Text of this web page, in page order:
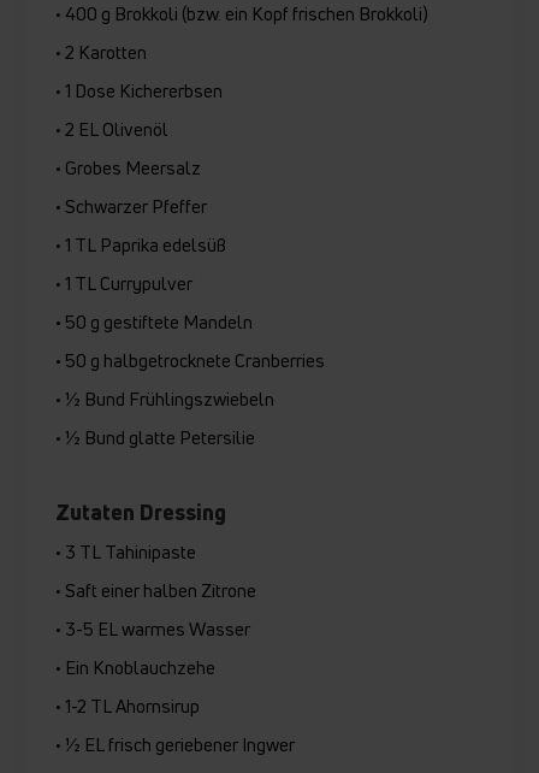
• 400 g Brokkoli (bzw. ein Kopf frischen Brokkoli)
• 2 Karotten
• 1 Dose Kichererbsen
• 2 EL Olivenöl
• Grobes Meersalz
• Schwarzer Pfeffer
• 1 TL Paprika edelsüß
• 1 TL Currypulver
• 50 g gestiftete Mandeln
• 50 g halbgetrocknete Cranberries
• ½ Bund Frühlingszwiebeln
• ½ Bund glatte Petersilie
Zutaten Dressing
• 3 TL Tahinipaste
• Saft einer halben Zitrone
• 3-5 EL warmes Wasser
• Ein Knoblauchzehe
• 1-2 TL Ahornsirup
• ½ EL frisch geriebener Ingwer